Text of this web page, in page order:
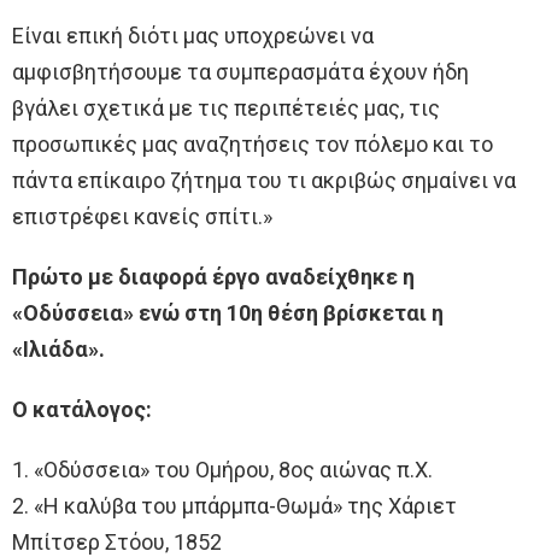
Eίναι επική διότι μας υποχρεώνει να
αμφισβητήσουμε τα συμπερασμάτα έχουν ήδη
βγάλει σχετικά με τις περιπέτειές μας, τις
προσωπικές μας αναζητήσεις τον πόλεμο και το
πάντα επίκαιρο ζήτημα του τι ακριβώς σημαίνει να
επιστρέφει κανείς σπίτι.»
Πρώτο με διαφορά έργο αναδείχθηκε η
«Οδύσσεια» ενώ στη 10η θέση βρίσκεται η
«Ιλιάδα».
Ο κατάλογος:
1. «Οδύσσεια» του Ομήρου, 8ος αιώνας π.Χ.
2. «Η καλύβα του μπάρμπα-Θωμά» της Χάριετ
Μπίτσερ Στόου, 1852